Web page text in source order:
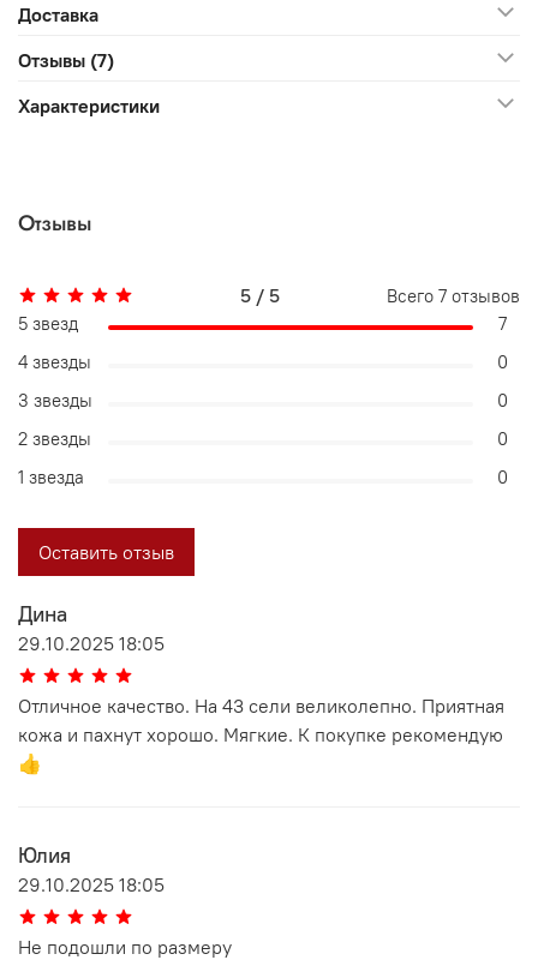
Доставка
Отзывы (7)
Характеристики
Отзывы
Дина
29.10.2025 18:05
Отличное качество. На 43 сели великолепно. Приятная
кожа и пахнут хорошо. Мягкие. К покупке рекомендую
👍
Юлия
29.10.2025 18:05
Не подошли по размеру
5 / 5 Всего 7 отзывов
5 звезд
7
4 звезды
0
3 звезды
0
2 звезды
0
1 звезда
0
Оставить отзыв